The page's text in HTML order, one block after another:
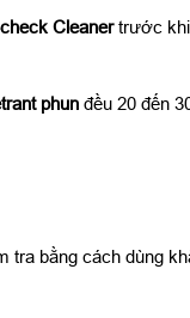
Cleanertrước khi
phun đều 20 đến
bằng cách dùng